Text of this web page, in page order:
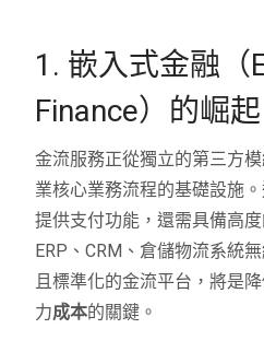
1. 嵌入式金融（
Finance）的崛起
金流服務正從獨立的第三方
業核心業務流程的基礎設施
提供支付功能，還需具備高
ERP、CRM、倉儲物流系統
且標準化的金流平台，將是
力成本的關鍵。